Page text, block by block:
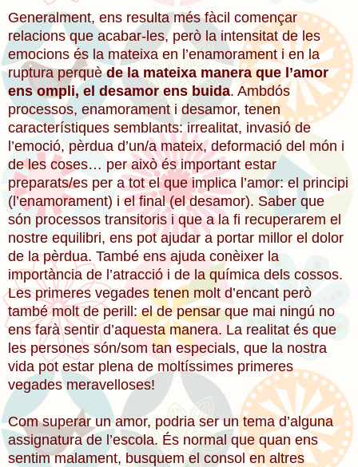
Generalment, ens resulta més fàcil començar
relacions que acabar-les, però la intensitat de les
emocions és la mateixa en l’enamorament i en la
ruptura perquède la mateixa manera que l’amor
ens ompli, el desamor ens buida. Ambdós
processos, enamorament i desamor, tenen
característiques semblants: irrealitat, invasió de
l’emoció, pèrdua d’un/a mateix, deformació del món i
de les coses… per això és important estar
preparats/es per a tot el que implica l’amor: el principi
(l’enamorament) i el final (el desamor). Saber que
són processos transitoris i que a la fi recuperarem el
nostre equilibri, ens pot ajudar a portar millor el dolor
de la pèrdua. També ens ajuda conèixer la
importància de l’atracció i de la química dels cossos.
Les primeres vegades tenen molt d’encant però
també molt de perill: el de pensar que mai ningú no
ens farà sentir d’aquesta manera. La realitat és que
les persones són/som tan especials, que la nostra
vida pot estar plena de moltíssimes primeres
vegades meravelloses!
Com superar un amor, podria ser un tema d’alguna
assignatura de l’escola. És normal que quan ens
sentim malament, busquem el consol en altres